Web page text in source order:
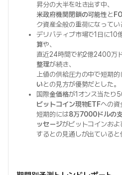
昇分の大半を吐き出す中、
米政府機関閉鎖の可能性と
ク資産全般の重荷になってい
デリバティブ市場で1日に10
算や、
直近24時間で約2億2400万
整理が続き、
上値の供給圧力の中で短期的
いとの見方が優勢だとした。
国際金価格が1オンス当たり
ビットコイン現物ETFへの資
短期的には8万7000ドルの
ッセージがビットコインお
するとの見通しが出ていると